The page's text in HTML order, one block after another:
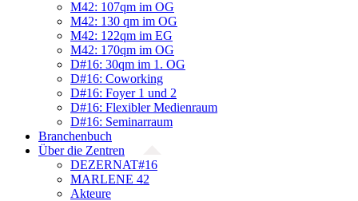
M42: 107qm im OG
M42: 130 qm im OG
M42: 122qm im EG
M42: 170qm im OG
D#16: 30qm im 1. OG
D#16: Coworking
D#16: Foyer 1 und 2
D#16: Flexibler Medienraum
D#16: Seminarraum
Branchenbuch
Über die Zentren
DEZERNAT#16
MARLENE 42
Akteure